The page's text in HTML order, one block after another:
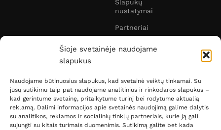
Šioje svetainėje naudojame
slapukus
Naudojame būtinuosius slapukus, kad svetainė veiktų tinkamai. Su
jūsų sutikimu taip pat naudojame analitinius ir rinkodaros slapukus –
kad gerintume svetainę, pritaikytume turinį bei rodytume aktualią
reklamą. Dalimi informacijos apie svetainės naudojimą galime dalytis
su analitikos, reklamos ir socialinių tinklų partneriais, kurie ją gali
sujungti su kitais turimais duomenimis. Sutikimą galite bet kada
Slapukų
nustatymai
Partneriai
Sekite mus:
Sužinok apie nuolaidas pirmas
Užsiprenumeruok naujienlaiškį